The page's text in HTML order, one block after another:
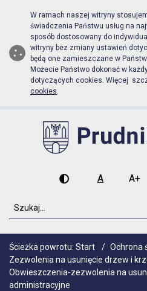
Biuletyn
Przejdź do menu głównego
Przejdź do głównej zawartości
W ramach naszej witryny
świadczenia Państwu usług na
sposób dostosowany do
witryny bez zmiany ustawień
będą one zamieszczane w
Możecie Państwo dokonać w
dotyczących cookies. Więcej
cookies.
Wysoki kontrast
A
Czcionka
A+
Szukaj
Ścieżka powrotu: Start / Ochrona
Zezwolenia na usunięcie drzew i
Obwieszczenia-zezwolenia na
administracyjne